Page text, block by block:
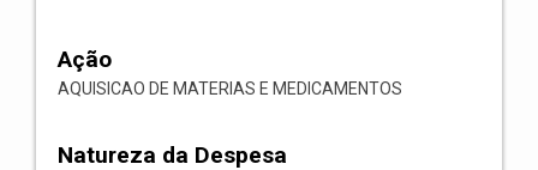
Ação
AQUISICAO DE MATERIAS E MEDICAMENTOS
Natureza da Despesa